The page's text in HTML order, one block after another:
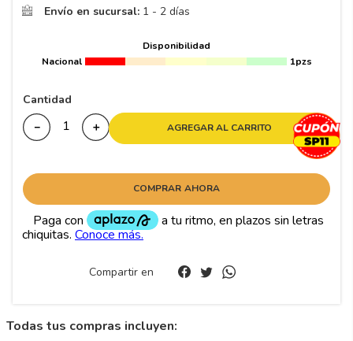
Envío en sucursal: 1 - 2 días
Disponibilidad
Nacional
1pzs
Cantidad
＋
－ AGREGAR AL CARRITO
COMPRAR AHORA
Compartir en
Todas tus compras incluyen: